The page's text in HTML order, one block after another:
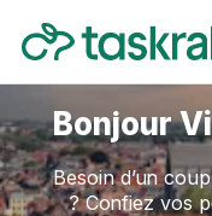
Bonjour
Besoin d’un
? Confiez vos